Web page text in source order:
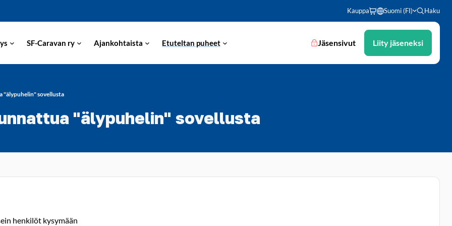
Kauppa Suomi (FI) Haku
SF-Caravan ry Ajankohtaista Etuteltan puheet Jäsensivut Liity jäseneksi
"älypuhelin" sovellusta
"älypuhelin" sovellusta
henkilöt kysymään